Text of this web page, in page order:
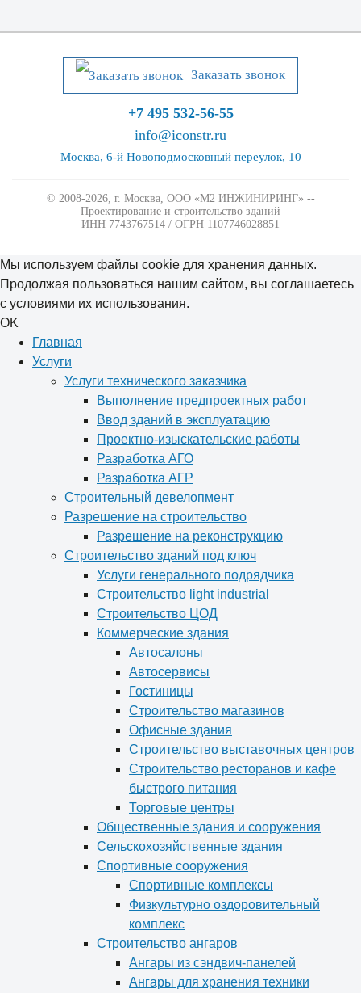
Заказать звонок
+7 495 532-56-55
info@iconstr.ru
Москва, 6-й Новоподмосковный переулок, 10
© 2008-2026, г. Москва, ООО «М2 ИНЖИНИРИНГ» --
Проектирование и строительство зданий
ИНН 7743767514 / ОГРН 1107746028851
Мы используем файлы cookie для хранения данных.
Продолжая пользоваться нашим сайтом, вы соглашаетесь
с условиями их использования.
OK
Главная
Услуги
Услуги технического заказчика
Выполнение предпроектных работ
Ввод зданий в эксплуатацию
Проектно-изыскательские работы
Разработка АГО
Разработка АГР
Строительный девелопмент
Разрешение на строительство
Разрешение на реконструкцию
Строительство зданий под ключ
Услуги генерального подрядчика
Строительство light industrial
Строительство ЦОД
Коммерческие здания
Автосалоны
Автосервисы
Гостиницы
Строительство магазинов
Офисные здания
Строительство выставочных центров
Строительство ресторанов и кафе
быстрого питания
Торговые центры
Общественные здания и сооружения
Сельскохозяйственные здания
Спортивные сооружения
Спортивные комплексы
Физкультурно оздоровительный
комплекс
Строительство ангаров
Ангары из сэндвич-панелей
Ангары для хранения техники